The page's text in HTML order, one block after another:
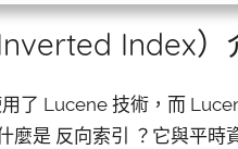
Index）
了 Lucene 技術，而
麼是 反向索引 ？它與平時